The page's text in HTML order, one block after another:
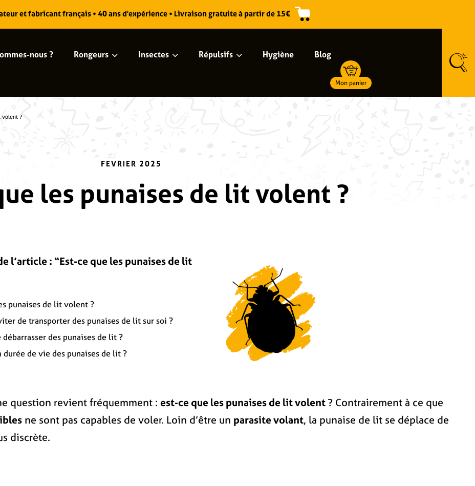
nous ? Rongeurs Insectes Répulsifs Hygiène Blog
Mon panier
volent ?
FEVRIER 2025
les punaises de lit volent ?
l’article : “Est-ce que les punaises de lit
punaises de lit volent ?
de transporter des punaises de lit sur soi ?
débarrasser des punaises de lit ?
durée de vie des punaises de lit ?
question revient fréquemment : est-ce que les punaises de lit volent? Contrairement à ce que
ne sont pas capables de voler. Loin d’être un parasite volant, la punaise de lit se déplace de
discrète.
et fabricant français • 40 ans d'expérience • Livraison gratuite à partir de 15€